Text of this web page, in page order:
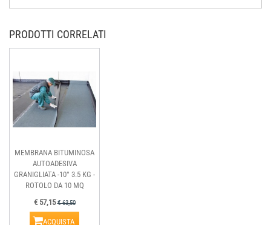
PRODOTTI CORRELATI
MEMBRANA BITUMINOSA
AUTOADESIVA
GRANIGLIATA -10° 3.5 KG -
ROTOLO DA 10 MQ
€ 57,15€ 63,50
ACQUISTA